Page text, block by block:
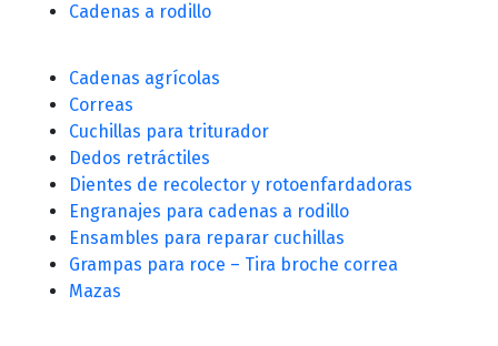
Cadenas a rodillo
Cadenas agrícolas
Correas
Cuchillas para triturador
Dedos retráctiles
Dientes de recolector y rotoenfardadoras
Engranajes para cadenas a rodillo
Ensambles para reparar cuchillas
Grampas para roce – Tira broche correa
Mazas